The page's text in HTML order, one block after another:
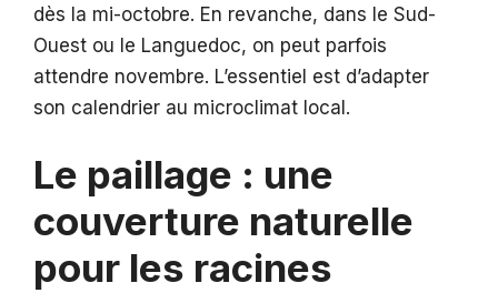
dès la mi-octobre. En revanche, dans le Sud-
Ouest ou le Languedoc, on peut parfois
attendre novembre. L’essentiel est d’adapter
son calendrier au microclimat local.
Le paillage : une
couverture naturelle
pour les racines